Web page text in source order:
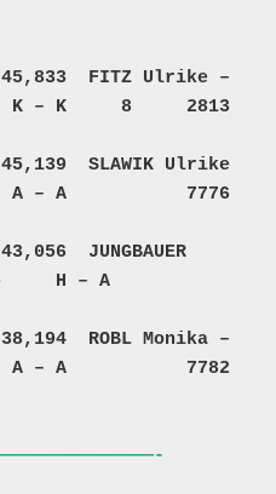
K – K     8     2813
A – A           7776
H – A
A – A           7782